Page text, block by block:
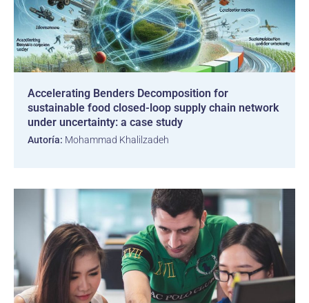
Accelerating Benders Decomposition for
sustainable food closed-loop supply chain network
under uncertainty: a case study
Autoría: Mohammad Khalilzadeh